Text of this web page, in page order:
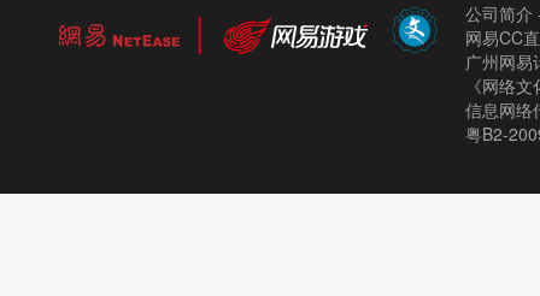
公司简介
网易CC
广州网
《网络
信息网络
粤B2-